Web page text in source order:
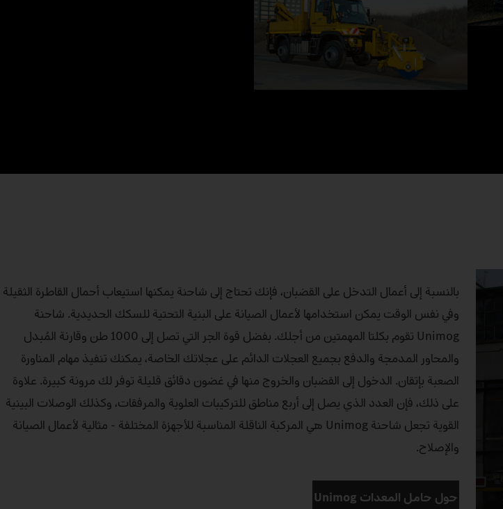
بالنسبة إلى أعمال التدخل على القضبان، فإنك تحتاج إلى شاحنة يمكنها استيعاب أحمال القاطرة الثقيلة
وفي نفس الوقت يمكن استخدامها لأعمال الصيانة على البنية التحتية للسكك الحديدية. شاحنة
Unimog تقوم بكلتا المهمتين من أجلك. بفضل قوة الجر التي تصل إلى 1000 طن وقارنة المُبدل
والمحاور المدمجة والدفع بجميع العجلات الدائم على عجلاتك الخاصة، يمكنك تنفيذ مهام المناورة
الصعبة بإتقان. الدخول إلى القضبان والخروج منها في غضون دقائق قليلة توفر لك مرونة كبيرة. علاوة
على ذلك، فإن العدد الذي يصل إلى أربع مناطق للتركيبات العلوية والمرفقات، وكذلك الوصلات البينية
القوية تجعل شاحنة Unimog هي المركبة الناقلة المناسبة للأجهزة المختلفة - مثالية لأعمال الصيانة
والإصلاح.
حول حامل المعدات Unimog